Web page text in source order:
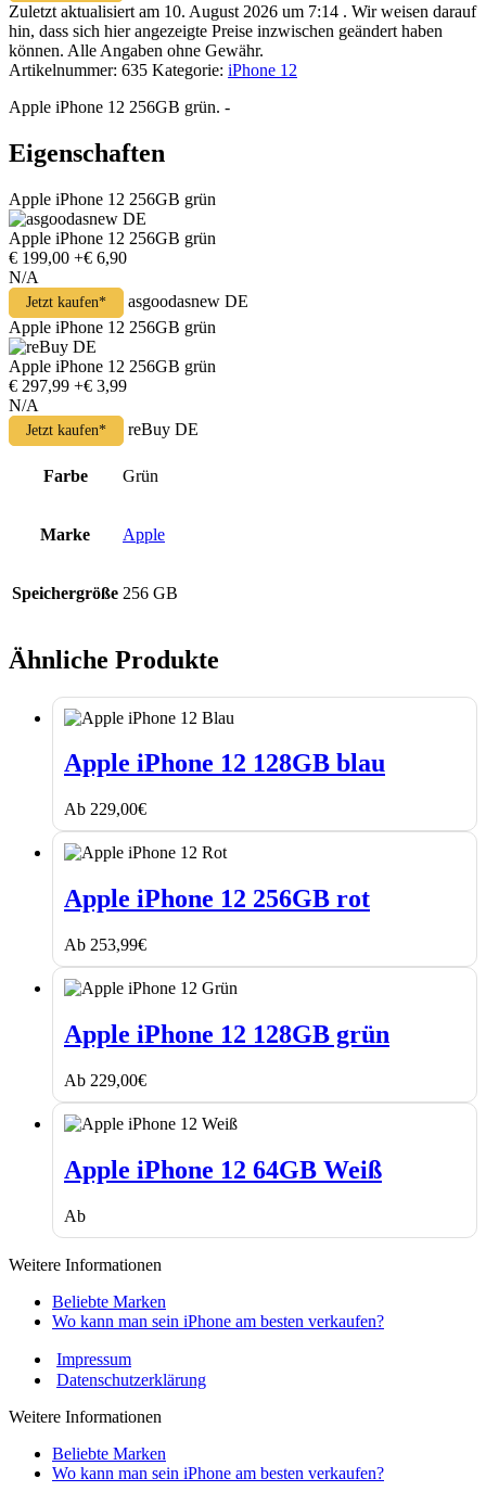
Zuletzt aktualisiert am 10. August 2026 um 7:14 . Wir weisen darauf
hin, dass sich hier angezeigte Preise inzwischen geändert haben
können. Alle Angaben ohne Gewähr.
Artikelnummer: 635 Kategorie: iPhone 12
Apple iPhone 12 256GB grün. -
Eigenschaften
Apple iPhone 12 256GB grün
Apple iPhone 12 256GB grün
€ 199,00 +€ 6,90
N/A
Jetzt kaufen*
asgoodasnew DE
Apple iPhone 12 256GB grün
Apple iPhone 12 256GB grün
€ 297,99 +€ 3,99
N/A
Jetzt kaufen* reBuy DE
Farbe Grün
Marke Apple
Speichergröße 256 GB
Ähnliche Produkte
iPhone
12
blau
Apple iPhone 12 128GB blau
Ab 229,00€
iPhone
12
rot
Apple iPhone 12 256GB rot
Ab 253,99€
iPhone
12
grün
Apple iPhone 12 128GB grün
Ab 229,00€
iPhone
12
Weiß
Apple iPhone 12 64GB Weiß
Ab
Weitere Informationen
Beliebte Marken
Wo kann man sein iPhone am besten verkaufen?
Impressum
Datenschutzerklärung
Weitere Informationen
Beliebte Marken
Wo kann man sein iPhone am besten verkaufen?